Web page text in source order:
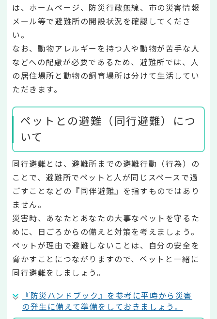
は、ホームページ、防災行政無線、市の災害情報
メール等で避難所の開設状況を確認してくださ
い。
なお、動物アレルギーを持つ人や動物が苦手な人
などへの配慮が必要であるため、避難所では、人
の居住場所と動物の飼育場所は分けて生活してい
ただきます。
ペットとの避難（同行避難）につ
いて
同行避難とは、避難所までの避難行動（行為）の
ことで、避難所でペットと人が同じスペースで過
ごすことなどの『同伴避難』を指すものではあり
ません。
災害時、あなたとあなたの大事なペットを守るた
めに、日ごろからの備えと対策を考えましょう。
ペットが理由で避難しないことは、自分の安全を
脅かすことにつながりますので、ペットと一緒に
同行避難をしましょう。
『防災ハンドブック』を参考に平時から災害
の発生に備えて準備をしておきましょう。